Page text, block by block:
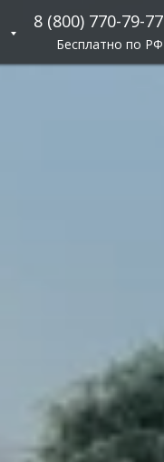
8 (800) 770-79-77
Бесплатно по РФ